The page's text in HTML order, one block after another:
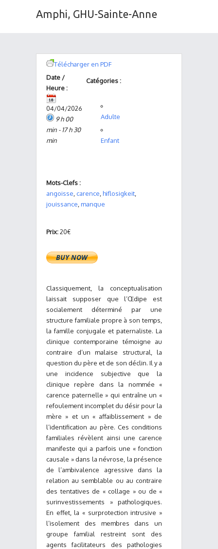
Amphi, GHU-Sainte-Anne
Télécharger en PDF
Date /
Heure :
04/04/2026
9 h 00
min - 17 h 30
min
Catégories :
Adulte
Enfant
Mots-Clefs :
angoisse carence hiflosigkeit
jouissance manque
Prix:20€
Classiquement, la conceptualisation
laissait supposer que l’Œdipe est
socialement déterminé par une
structure familiale propre à son temps,
la famille conjugale et paternaliste. La
clinique contemporaine témoigne au
contraire d’un malaise structural, la
question du père et de son déclin. Il y a
une incidence subjective que la
clinique repère dans la nommée «
carence paternelle » qui entraîne un «
refoulement incomplet du désir pour la
mère » et un « affaiblissement » de
l’identification au père. Ces conditions
familiales révèlent ainsi une carence
manifeste qui a parfois une « fonction
causale » dans la névrose, la présence
de l’ambivalence agressive dans la
relation au semblable ou au contraire
des tentatives de « collage » ou de «
surinvestissements » pathologiques.
En effet, la « surprotection intrusive »
l’isolement des membres dans un
groupe familial restreint sont des
agents facilitateurs des pathologies